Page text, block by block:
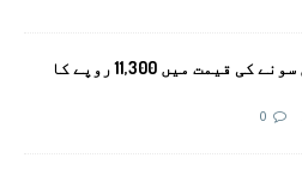
پاکستان میں سونے کی قیمت میں 11,300 روپے کا
0